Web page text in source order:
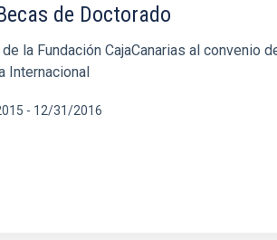
de Doctorado
la Fundación CajaCanarias al
Internacional
- 12/31/2016